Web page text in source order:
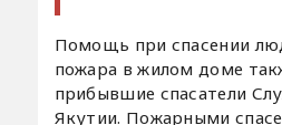
Помощь при спасении
пожара в жилом доме
прибывшие спасатели
Якутии. Пожарными